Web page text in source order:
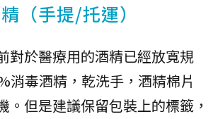
（手提/托運）
對於醫療用的酒精已經放寬規
消毒酒精，乾洗手，酒精棉片
。但是建議保留包裝上的標籤，